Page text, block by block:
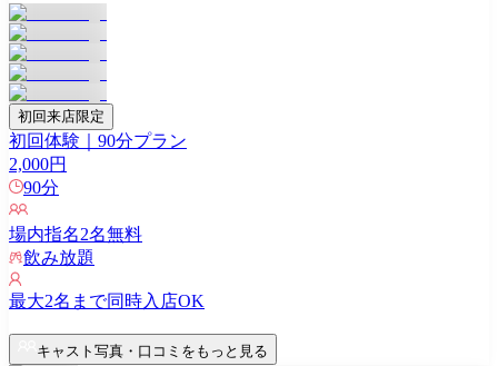
初回来店限定
初回体験｜90分プラン
2,000円
90分
場内指名2名無料
飲み放題
最大2名まで同時入店OK
キャスト写真・口コミをもっと見る